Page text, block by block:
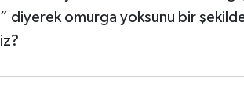
diyerek omurga yoksunu bir